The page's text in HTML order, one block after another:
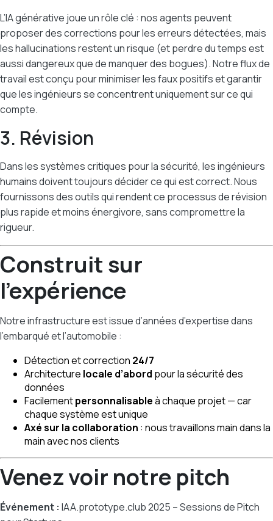
L’IA générative joue un rôle clé : nos agents peuvent
proposer des corrections pour les erreurs détectées, mais
les hallucinations restent un risque (et perdre du temps est
aussi dangereux que de manquer des bogues). Notre flux de
travail est conçu pour minimiser les faux positifs et garantir
que les ingénieurs se concentrent uniquement sur ce qui
compte.
3. Révision
Dans les systèmes critiques pour la sécurité, les ingénieurs
humains doivent toujours décider ce qui est correct. Nous
fournissons des outils qui rendent ce processus de révision
plus rapide et moins énergivore, sans compromettre la
rigueur.
Construit sur
l’expérience
Notre infrastructure est issue d’années d’expertise dans
l’embarqué et l’automobile :
Détection et correction 24/7
Architecture locale d’abord pour la sécurité des
données
Facilementpersonnalisableà chaque projet — car
chaque système est unique
Axé sur la collaboration : nous travaillons main dans la
main avec nos clients
Venez voir notre pitch
Événement : IAA.prototype.club 2025 – Sessions de Pitch